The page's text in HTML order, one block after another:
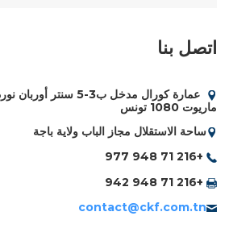
اتصل بنا
عمارة كورال مدخل ب3-5
ماريوت 1080 تونس
ساحة الاستقلال مجاز الباب ولاية باجة
+216 71 948 977
+216 71 948 942
contact@ckf.com.tn